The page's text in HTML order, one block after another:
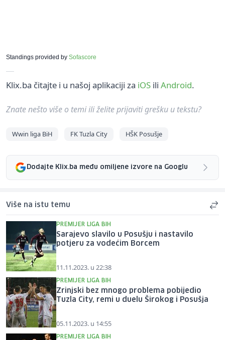
Standings provided by Sofascore
Klix.ba čitajte i u našoj aplikaciji za iOS ili Android.
Znate nešto više o temi ili želite prijaviti grešku u tekstu?
Wwin liga BiH FK Tuzla City HŠK Posušje
Dodajte Klix.ba među omiljene izvore na Googlu
Više na istu temu
PREMIJER LIGA BIH
Sarajevo slavilo u Posušju i nastavilo
potjeru za vodećim Borcem
11.11.2023. u 22:38
PREMIJER LIGA BIH
Zrinjski bez mnogo problema pobijedio
Tuzla City, remi u duelu Širokog i Posušja
05.11.2023. u 14:55
PREMIJER LIGA BIH